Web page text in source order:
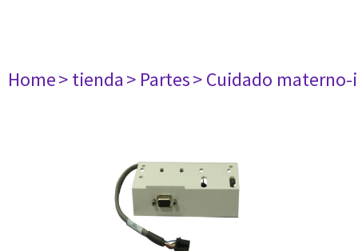
Home> tienda> Partes> Cuidado